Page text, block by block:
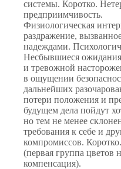
системы. Коротко.
предприимчивость.
Физиологическая
раздражение,
надеждами.
Несбывшиеся
и тревожной
в ощущении
дальнейших
потери положения и
будущем дела пойдут
но тем не менее
требования к себе и
компромиссов.
(первая группа цветов
компенсация).